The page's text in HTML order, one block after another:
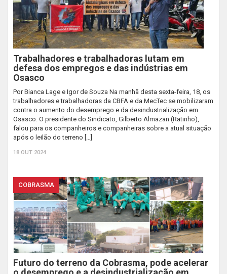
Trabalhadores e trabalhadoras lutam em
defesa dos empregos e das indústrias em
Osasco
Por Bianca Lage e Igor de Souza Na manhã desta sexta-feira, 18, os
trabalhadores e trabalhadoras da CBFA e da MecTec se mobilizaram
contra o aumento do desemprego e da desindustrialização em
Osasco. O presidente do Sindicato, Gilberto Almazan (Ratinho),
falou para os companheiros e companheiras sobre a atual situação
após o leilão do terreno […]
18 OUT 2024
COBRASMA
Futuro do terreno da Cobrasma, pode acelerar